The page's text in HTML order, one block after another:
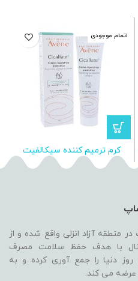
اتمام موجودی
کرم ترمیم کننده سیکالفیت
پلاس اون Avene Cicalfate+
Cream
در منطقه آزاد انزلی واقع شده و از
با هدف حفظ سلامت مصرف
روز دنیا را جمع آوری کرده و به
عرضه می کند.